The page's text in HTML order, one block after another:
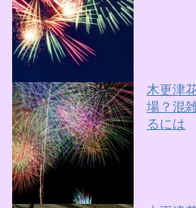
木更津
場？混
るには